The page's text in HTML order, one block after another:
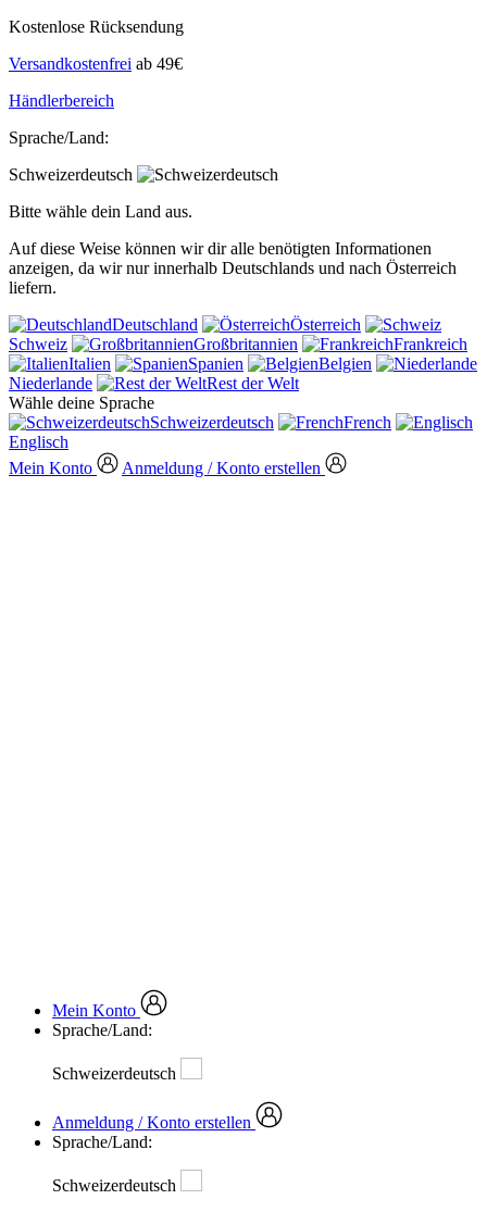
Kostenlose Rücksendung
Versandkostenfrei ab 49€
Händlerbereich
Sprache/Land:
Schweizerdeutsch
Bitte wähle dein Land aus.
Auf diese Weise können wir dir alle benötigten Informationen
anzeigen, da wir nur innerhalb Deutschlands und nach Österreich
liefern.
Deutschland
Österreich
Schweiz
Großbritannien
Frankreich
Italien
Spanien
Belgien
Niederlande
Rest der Welt
Wähle deine Sprache
Schweizerdeutsch
French
Englisch
Mein Konto
Anmeldung / Konto erstellen
Mein Konto
Sprache/Land:
Schweizerdeutsch
Anmeldung / Konto erstellen
Sprache/Land:
Schweizerdeutsch